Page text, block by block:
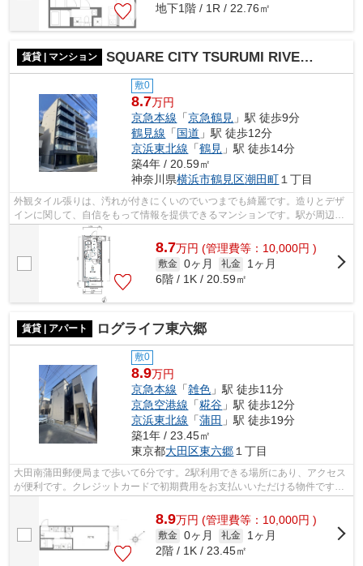
地下1階 / 1R / 22.76㎡
賃貸 | マンション SQUARE CITY TSURUMI RIVERSIDE
敷0
8.7万円
京急本線 「京急鶴見 」駅 徒歩9分
鶴見線 「国道 」駅 徒歩12分
京浜東北線 「鶴見 」駅 徒歩14分
築4年 / 20.59㎡
神奈川県横浜市鶴見区潮田町 １丁目
外観タイル張りは、汚れが付きにくいのでいつまでも綺麗です。造りとデザ
インに関して、自信をもって情報を提供できるマンションです。駅が周辺に
2つあるので行動範囲が広がります。共...
8.7万円 (管理費等：10,000円 )
敷金 0ヶ月 礼金
1ヶ月
6階 / 1K / 20.59㎡
賃貸 | アパート ログライフ東六郷
敷0
8.9万円
京急本線 「雑色 」駅 徒歩11分
京急空港線 「糀谷 」駅 徒歩12分
京浜東北線 「蒲田 」駅 徒歩19分
築1年 / 23.45㎡
東京都大田区東六郷 １丁目
大田南蒲田郵便局まで歩いて6分です。2駅利用できる場所にあり、アクセス
が便利です。クレジットカードで初期費用をお支払いいただける物件です。
駅まで歩いて11分ほどの、魅力的な立...
8.9万円 (管理費等：10,000円 )
敷金 0ヶ月 礼金
1ヶ月
2階 / 1K / 23.45㎡